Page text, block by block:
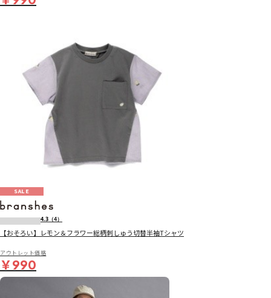
SALE
4.3 （4）
【おそろい】レモン＆フラワー総柄刺しゅう切替半袖Tシャツ
アウトレット価格
￥990